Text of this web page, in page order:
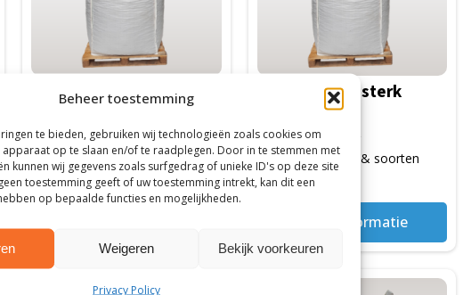
Beheer toestemming
te bieden, gebruiken wij technologieën zoals cookies om
op te slaan en/of te raadplegen. Door in te stemmen met
kunnen wij gegevens zoals surfgedrag of unieke ID's op deze site
toestemming geeft of uw toestemming intrekt, kan dit een
op bepaalde functies en mogelijkheden.
Weigeren Bekijk voorkeuren
Privacy Policy
Big Bags straalstof
Stevige sluiting
Veel formaten
gekozen
worden
de
productpagina
Big Bag extra sterk
Stevige sluiting
Veel formaten & soorten
Meer informatie
gekozen
de
productpagina